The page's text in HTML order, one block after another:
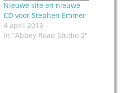
Nieuwe site en nieuwe
CD voor Stephen Emmer
4 april 2013
In "Abbey Road Studio 2"